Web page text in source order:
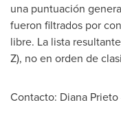
una puntuación
fueron filtrados por
libre. La lista
Z), no en orden de
Contacto: Diana Prieto